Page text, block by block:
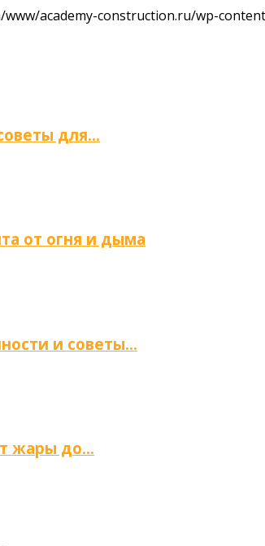
academy-construction.ru/wp-
для…
от огня и дыма
и советы…
жары до…